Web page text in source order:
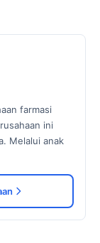
farmasi
ini
Melalui anak